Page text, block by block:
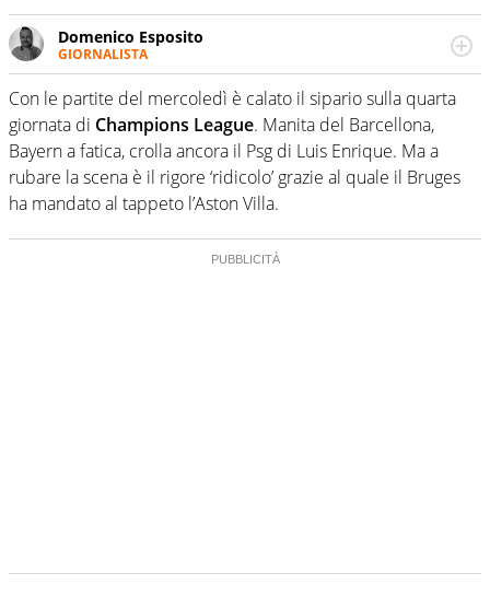
Domenico Esposito
GIORNALISTA
Da vent’anni in campo e sul campo per vivere ogni evento
in tutte le sue sfaccettature. Passione smisurata per il
calcio e per la sfera di cuoio. Il pallone è una cosa
serissima, guai a dirgli di no
Con le partite del mercoledì è calato il sipario sulla quarta
giornata di Champions League. Manita del Barcellona,
Bayern a fatica, crolla ancora il Psg di Luis Enrique. Ma a
rubare la scena è il rigore ‘ridicolo’ grazie al quale il Bruges
ha mandato al tappeto l’Aston Villa.